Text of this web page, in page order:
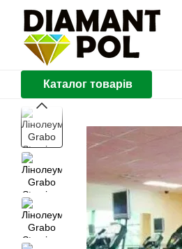
Перейти до основного контенту
Каталог товарів